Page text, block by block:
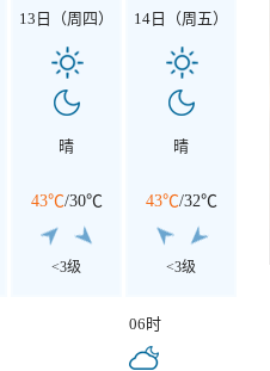
13日（周四）
晴
43℃/30℃
<3级
14日（周五）
晴
43℃/32℃
<3级
06时